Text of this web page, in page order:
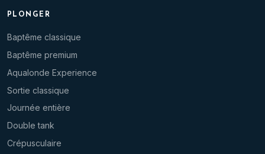
PLONGER
Baptême classique
Baptême premium
Aqualonde Experience
Sortie classique
Journée entière
Double tank
Crépusculaire